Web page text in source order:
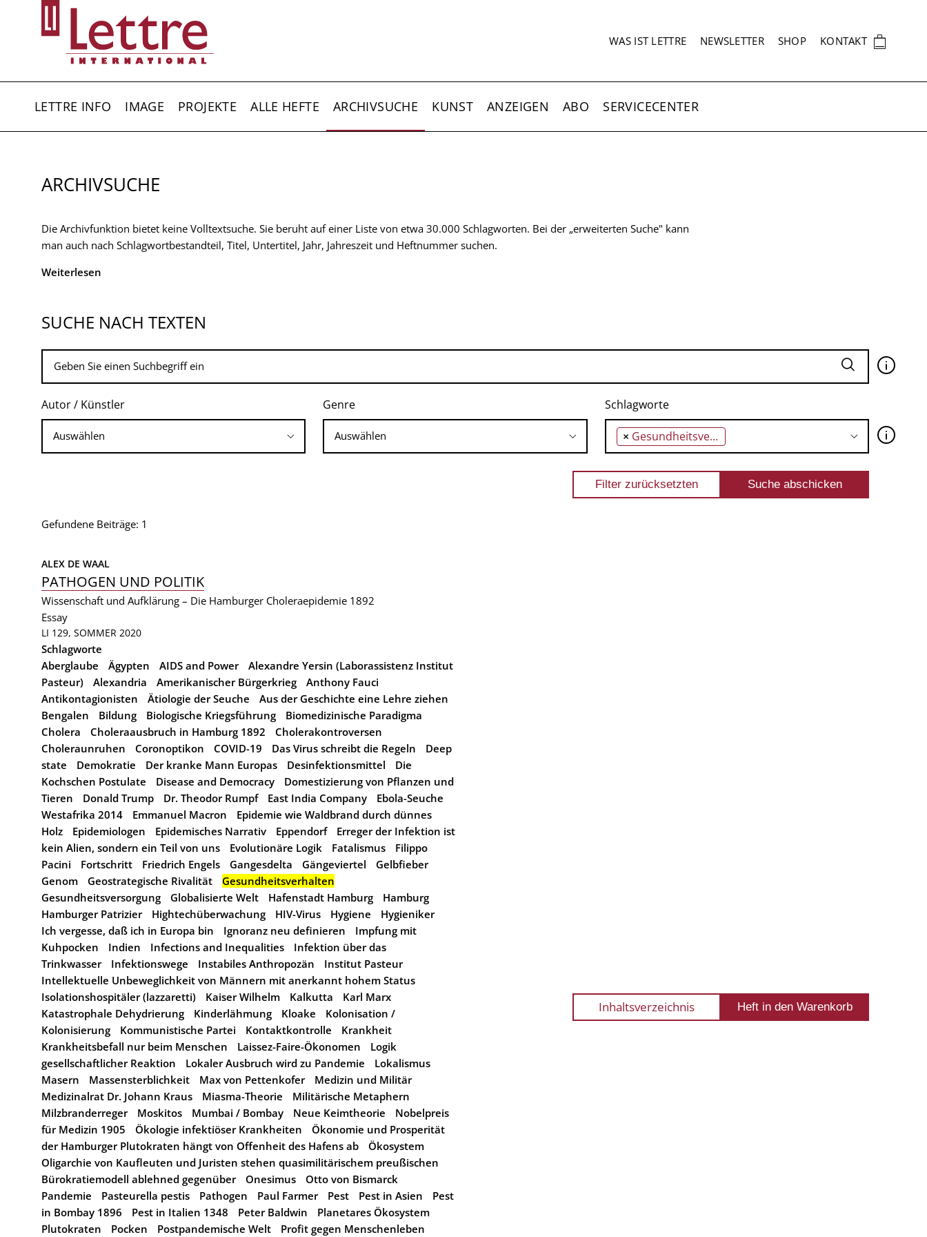
SEKUNDÄRNAVIGATION
WAS IST LETTRE NEWSLETTER SHOP KONTAKT 🛍
LETTRE INFO IMAGE PROJEKTE ALLE HEFTE ARCHIVSUCHE KUNST ANZEIGEN ABO SERVICECENTER
ARCHIVSUCHE
Die Archivfunktion bietet keine Volltextsuche. Sie beruht auf einer Liste von etwa 30.000 Schlagworten. Bei der „erweiterten Suche" kann
man auch nach Schlagwortbestandteil, Titel, Untertitel, Jahr, Jahreszeit und Heftnummer suchen.
Weiterlesen
SUCHE NACH TEXTEN
🛈
Autor / Künstler Genre Schlagworte
× Gesundheitsverhalten 🛈
Gefundene Beiträge: 1
ALEX DE WAAL
PATHOGEN UND POLITIK
Wissenschaft und Aufklärung – Die Hamburger Choleraepidemie 1892
Essay
LI 129, SOMMER 2020
Schlagworte
Aberglaube
Ägypten AIDS and Power
Alexandre Yersin (Laborassistenz Institut
Pasteur)
Alexandria Amerikanischer Bürgerkrieg
Anthony Fauci
Antikontagionisten
Ätiologie der Seuche
Aus der Geschichte eine Lehre ziehen
Bengalen
Bildung Biologische Kriegsführung
Biomedizinische Paradigma
Cholera
Choleraausbruch in Hamburg 1892
Cholerakontroversen
Choleraunruhen
Coronoptikon COVID-19 Das Virus schreibt die Regeln
Deep
state
Demokratie Der kranke Mann Europas Desinfektionsmittel
Die
Kochschen Postulate
Disease and Democracy
Domestizierung von Pflanzen und
Tieren
Donald Trump Dr. Theodor Rumpf East India Company
Ebola-Seuche
Westafrika 2014
Emmanuel Macron
Epidemie wie Waldbrand durch dünnes
Holz
Epidemiologen Epidemisches Narrativ Eppendorf
Erreger der Infektion ist
kein Alien, sondern ein Teil von uns
Evolutionäre Logik Fatalismus
Filippo
Pacini
Fortschritt Friedrich Engels Gangesdelta Gängeviertel
Gelbfieber
Genom
Geostrategische Rivalität
Gesundheitsverhalten
Gesundheitsversorgung
Globalisierte Welt Hafenstadt Hamburg
Hamburg
Hamburger Patrizier
Hightechüberwachung HIV-Virus Hygiene
Hygieniker
Ich vergesse, daß ich in Europa bin
Ignoranz neu definieren
Impfung mit
Kuhpocken
Indien Infections and Inequalities
Infektion über das
Trinkwasser
Infektionswege Instabiles Anthropozän
Institut Pasteur
Intellektuelle Unbeweglichkeit von Männern mit anerkannt hohem Status
Isolationshospitäler (lazzaretti)
Kaiser Wilhelm Kalkutta
Karl Marx
Katastrophale Dehydrierung
Kinderlähmung Kloake
Kolonisation /
Kolonisierung
Kommunistische Partei Kontaktkontrolle
Krankheit
Krankheitsbefall nur beim Menschen
Laissez-Faire-Ökonomen
Logik
gesellschaftlicher Reaktion
Lokaler Ausbruch wird zu Pandemie
Lokalismus
Masern
Massensterblichkeit Max von Pettenkofer
Medizin und Militär
Medizinalrat Dr. Johann Kraus
Miasma-Theorie
Militärische Metaphern
Milzbranderreger
Moskitos Mumbai / Bombay Neue Keimtheorie
Nobelpreis
für Medizin 1905
Ökologie infektiöser Krankheiten
Ökonomie und Prosperität
der Hamburger Plutokraten hängt von Offenheit des Hafens ab
Ökosystem
Oligarchie von Kaufleuten und Juristen stehen quasimilitärischem preußischen
Bürokratiemodell ablehned gegenüber
Onesimus
Otto von Bismarck
Pandemie
Pasteurella pestis Pathogen Paul Farmer Pest Pest in Asien
Pest
in Bombay 1896
Pest in Italien 1348 Peter Baldwin
Planetares Ökosystem
Plutokraten
Pocken Postpandemische Welt Profit gegen Menschenleben
Inhaltsverzeichnis